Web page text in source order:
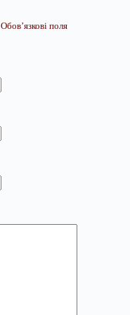
Обов’язкові поля